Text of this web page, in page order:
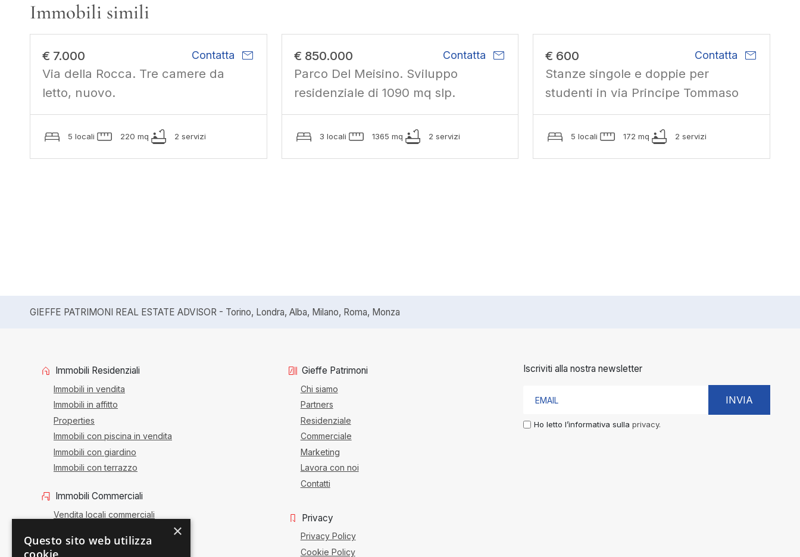
Immobili simili
€ 7.000 Contatta mail
Via della Rocca. Tre camere da
letto, nuovo.
5 locali 220 mq 2 servizi
€ 850.000 Contatta mail
Parco Del Meisino. Sviluppo
residenziale di 1090 mq slp.
3 locali 1365 mq 2 servizi
€ 600 Contatta mail
Stanze singole e doppie per
studenti in via Principe Tommaso
5 locali 172 mq 2 servizi
GIEFFE PATRIMONI REAL ESTATE ADVISOR - Torino, Londra, Alba, Milano, Roma, Monza
Immobili Residenziali
Immobili in vendita
Immobili in affitto
Properties
Immobili con piscina in vendita
Immobili con giardino
Immobili con terrazzo
Immobili Commerciali
Vendita locali commerciali
Vendita attività
Gieffe Patrimoni
Chi siamo
Partners
Residenziale
Commerciale
Marketing
Lavora con noi
Contatti
Privacy
Privacy Policy
Cookie Policy
Iscriviti alla nostra newsletter
Ho letto l’informativa sullaprivacy.
INVIA
×
Questo sito web utilizza
cookie